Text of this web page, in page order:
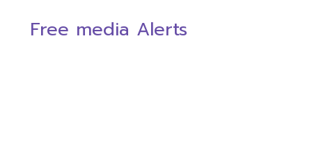
Free media Alerts